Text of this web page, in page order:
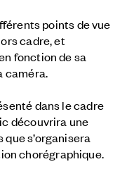
points de vue
cadre, et
fonction de sa
caméra.
dans le cadre
découvrira une
s’organisera
chorégraphique.